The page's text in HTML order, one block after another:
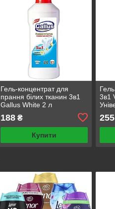
Гель-концентрат для
прання білих тканин 3в1
Gallus White 2 л
188₴
Купити
3в1
255